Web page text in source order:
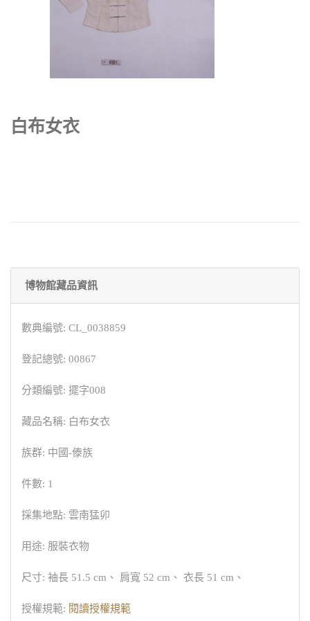
白布女衣
博物館藏品資訊
數典編號: CL_0038859
登記總號: 00867
分類編號: 擺字008
藏品名稱: 白布女衣
族群: 中國-傣族
件數: 1
採集地點: 雲南猛卯
用途: 服裝衣物
尺寸: 袖長 51.5 cm、 肩寬 52 cm、 衣長 51 cm、
授權規範: 閱讀授權規範